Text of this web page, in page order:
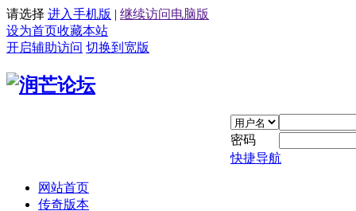
请选择 进入手机版 | 继续访问电脑版
设为首页收藏本站
开启辅助访问 切换到宽版
密码
快捷导航
网站首页
传奇版本